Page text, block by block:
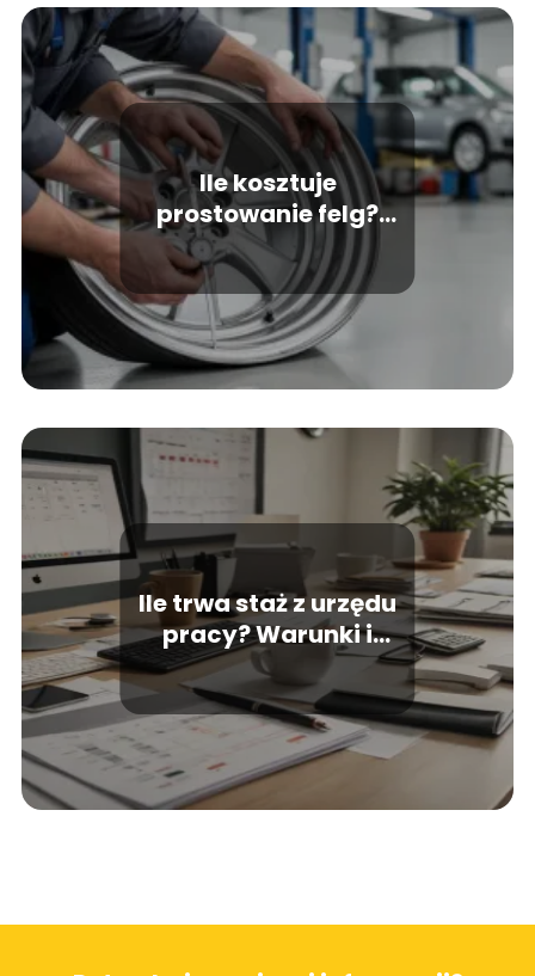
Ile kosztuje
prostowanie felg?
Cennik i kluczowe
czynniki
Ile trwa staż z urzędu
pracy? Warunki i
szczegóły